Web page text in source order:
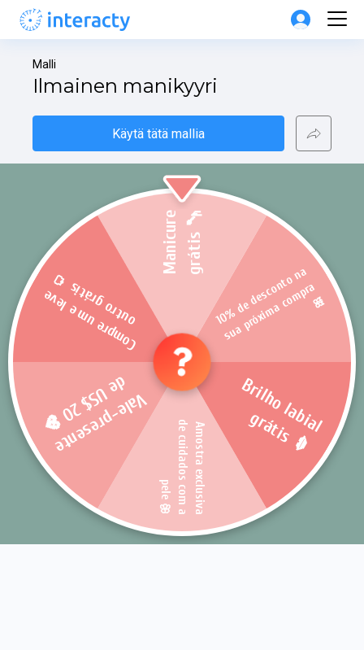
Malli
Ilmainen manikyyri
Käytä tätä mallia